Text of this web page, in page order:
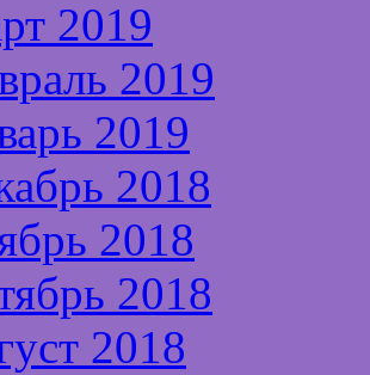
2019
2019
2019
2018
2018
2018
2018